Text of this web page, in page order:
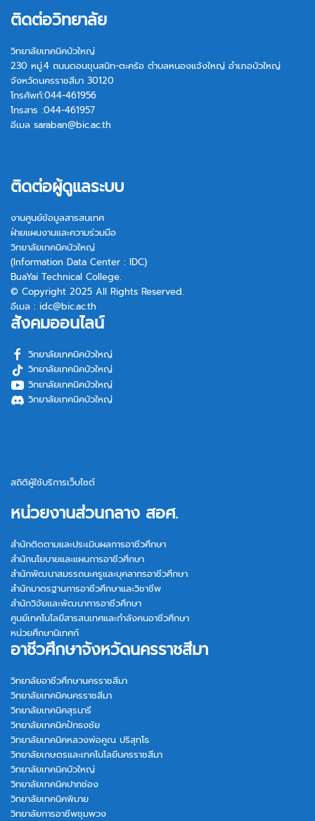
ติดต่อวิทยาลัย
วิทยาลัยเทคนิคบัวใหญ่
230 หมู่.4 ถนนดอนขุนสนิท-ตะคร้อ ตำบลหนองแจ้งใหญ่ อำเภอบัวใหญ่
จังหวัดนครราชสีมา 30120
โทรศัพท์:044-461956
โทรสาร :044-461957
อีเมล saraban@bic.ac.th
ติดต่อผู้ดูแลระบบ
งานศูนย์ข้อมูลสารสนเทศ
ฝ่ายแผนงานและความร่วมมือ
วิทยาลัยเทคนิคบัวใหญ่
(Information Data Center : IDC)
BuaYai Technical College.
© Copyright 2025 All Rights Reserved.
อีเมล : idc@bic.ac.th
สังคมออนไลน์
วิทยาลัยเทคนิคบัวใหญ่
วิทยาลัยเทคนิคบัวใหญ่
วิทยาลัยเทคนิคบัวใหญ่
วิทยาลัยเทคนิคบัวใหญ่
สถิติผู้ใช้บริการเว็บไซต์
หน่วยงานส่วนกลาง สอศ.
สำนักติดตามและประเมินผลการอาชีวศึกษา
สำนักนโยบายและแผนการอาชีวศึกษา
สำนักพัฒนาสมรรถนะครูและบุคลากรอาชีวศึกษา
สำนักมาตรฐานการอาชีวศึกษาและวิชาชีพ
สำนักวิจัยและพัฒนาการอาชีวศึกษา
ศูนย์เทคโนโลยีสารสนเทศและกำลังคนอาชีวศึกษา
หน่วยศึกษานิเทศก์
อาชีวศึกษาจังหวัดนครราชสีมา
วิทยาลัยอาชีวศึกษานครราชสีมา
วิทยาลัยเทคนิคนครราชสีมา
วิทยาลัยเทคนิคสุรนารี
วิทยาลัยเทคนิคปักธงชัย
วิทยาลัยเทคนิคหลวงพ่อคูณ ปริสุทฺโธ
วิทยาลัยเกษตรและเทคโนโลยีนครราชสีมา
วิทยาลัยเทคนิคบัวใหญ่
วิทยาลัยเทคนิคปากช่อง
วิทยาลัยเทคนิคพิมาย
วิทยาลัยการอาชีพชุมพวง